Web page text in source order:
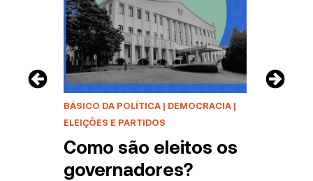
BÁSICO DA POLÍTICA | DEMOCRACIA |
ELEIÇÕES E PARTIDOS
Como são eleitos os
governadores?